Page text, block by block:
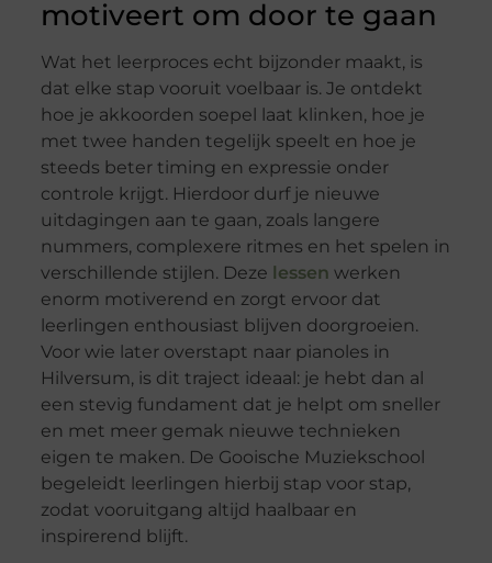
motiveert om door te gaan
Wat het leerproces echt bijzonder maakt, is
dat elke stap vooruit voelbaar is. Je ontdekt
hoe je akkoorden soepel laat klinken, hoe je
met twee handen tegelijk speelt en hoe je
steeds beter timing en expressie onder
controle krijgt. Hierdoor durf je nieuwe
uitdagingen aan te gaan, zoals langere
nummers, complexere ritmes en het spelen in
verschillende stijlen. Deze lessen werken
enorm motiverend en zorgt ervoor dat
leerlingen enthousiast blijven doorgroeien.
Voor wie later overstapt naar pianoles in
Hilversum, is dit traject ideaal: je hebt dan al
een stevig fundament dat je helpt om sneller
en met meer gemak nieuwe technieken
eigen te maken. De Gooische Muziekschool
begeleidt leerlingen hierbij stap voor stap,
zodat vooruitgang altijd haalbaar en
inspirerend blijft.